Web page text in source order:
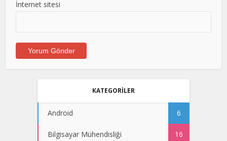
İnternet sitesi
KATEGORİLER
Android 6
Bilgisayar Mühendisliği 16